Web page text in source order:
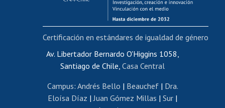
Cursos internos de capacitación
Bienestar del personal
Portal de movilidad interna
Certificado de renta
Certificado de renta honorarios
Editar páginas blancas
Av. Libertador Bernardo O'Higgins 1058,
Santiago de Chile, Casa Central
Campus: Andrés Bello | Beauchef| Dra.
Eloísa Díaz |Juan Gómez Millas | Sur |
Certificación en estándares de igualdad de género